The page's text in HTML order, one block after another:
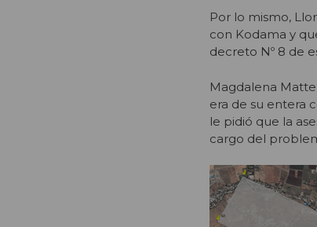
Por lo mismo,
con Kodama y
decreto Nº 8 de
Magdalena
era de su entera
le pidió que la
cargo del